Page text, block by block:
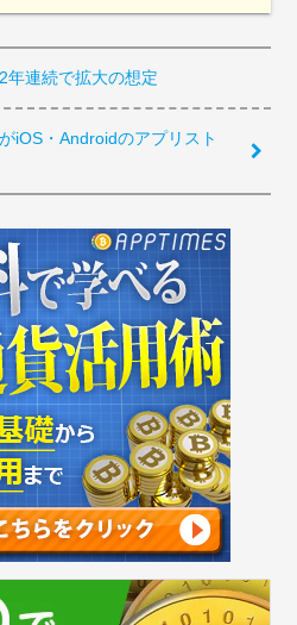
年連続で拡大の想定
iOS・Androidのアプリスト